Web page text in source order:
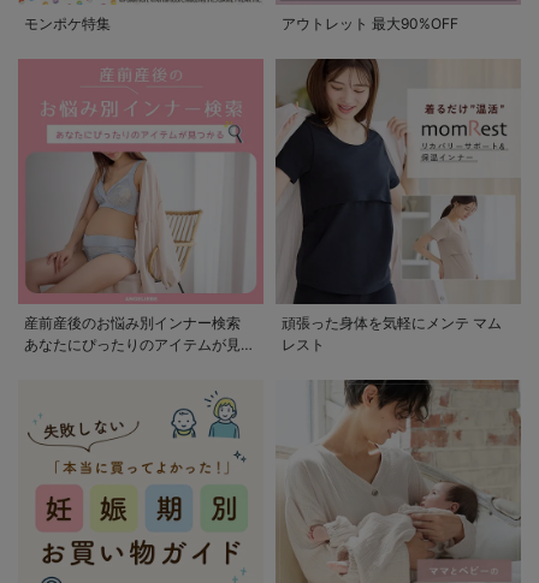
モンポケ特集 アウトレット 最大90%OFF
産前産後のお悩み別インナー検索
あなたにぴったりのアイテムが見つ
頑張った身体を気軽にメンテ マム
レスト